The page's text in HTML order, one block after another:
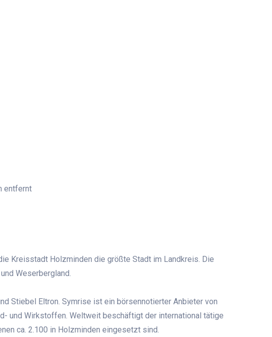
entfernt
Kreisstadt Holzminden die größte Stadt im Landkreis. Die
Weserbergland.
Stiebel Eltron. Symrise ist ein börsennotierter Anbieter von
und Wirkstoffen. Weltweit beschäftigt der international tätige
ca. 2.100 in Holzminden eingesetzt sind.